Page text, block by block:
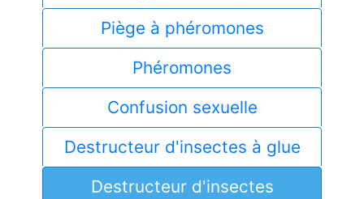
Piège à phéromones
Phéromones
Confusion sexuelle
Destructeur d'insectes à glue
Destructeur d'insectes